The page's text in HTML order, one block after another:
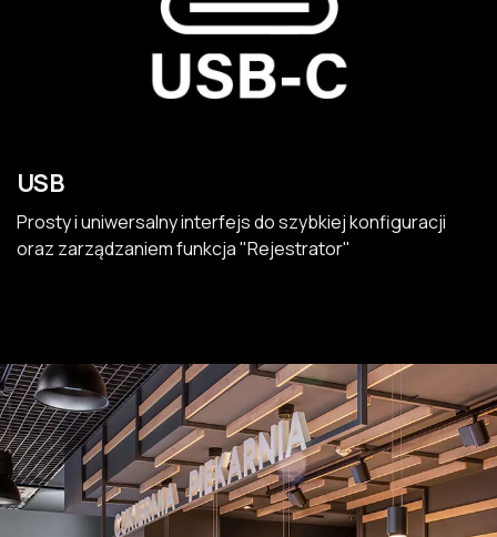
USB
Prosty i uniwersalny interfejs do szybkiej konfiguracji
oraz zarządzaniem funkcja "Rejestrator"